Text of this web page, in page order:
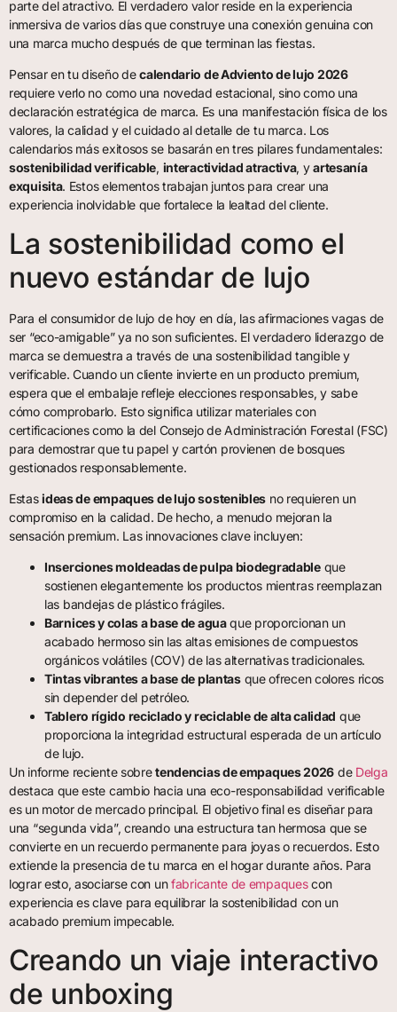
parte del atractivo. El verdadero valor reside en la experiencia
inmersiva de varios días que construye una conexión genuina con
una marca mucho después de que terminan las fiestas.
Pensar en tu diseño decalendario de Adviento de lujo 2026
requiere verlo no como una novedad estacional, sino como una
declaración estratégica de marca. Es una manifestación física de los
valores, la calidad y el cuidado al detalle de tu marca. Los
calendarios más exitosos se basarán en tres pilares fundamentales:
sostenibilidad verificable, interactividad atractiva, yartesanía
exquisita. Estos elementos trabajan juntos para crear una
experiencia inolvidable que fortalece la lealtad del cliente.
La sostenibilidad como el
nuevo estándar de lujo
Para el consumidor de lujo de hoy en día, las afirmaciones vagas de
ser “eco-amigable” ya no son suficientes. El verdadero liderazgo de
marca se demuestra a través de una sostenibilidad tangible y
verificable. Cuando un cliente invierte en un producto premium,
espera que el embalaje refleje elecciones responsables, y sabe
cómo comprobarlo. Esto significa utilizar materiales con
certificaciones como la del Consejo de Administración Forestal (FSC)
para demostrar que tu papel y cartón provienen de bosques
gestionados responsablemente.
Estasideas de empaques de lujo sostenibles no requieren un
compromiso en la calidad. De hecho, a menudo mejoran la
sensación premium. Las innovaciones clave incluyen:
Inserciones moldeadas de pulpa biodegradableque
sostienen elegantemente los productos mientras reemplazan
las bandejas de plástico frágiles.
Barnices y colas a base de aguaque proporcionan un
acabado hermoso sin las altas emisiones de compuestos
orgánicos volátiles (COV) de las alternativas tradicionales.
Tintas vibrantes a base de plantasque ofrecen colores ricos
sin depender del petróleo.
Tablero rígido reciclado y reciclable de alta calidad que
proporciona la integridad estructural esperada de un artículo
de lujo.
Un informe reciente sobretendencias de empaques 2026 de Delga
destaca que este cambio hacia una eco-responsabilidad verificable
es un motor de mercado principal. El objetivo final es diseñar para
una “segunda vida”, creando una estructura tan hermosa que se
convierte en un recuerdo permanente para joyas o recuerdos. Esto
extiende la presencia de tu marca en el hogar durante años. Para
lograr esto, asociarse con unfabricante de empaquescon
experiencia es clave para equilibrar la sostenibilidad con un
acabado premium impecable.
Creando un viaje interactivo
de unboxing